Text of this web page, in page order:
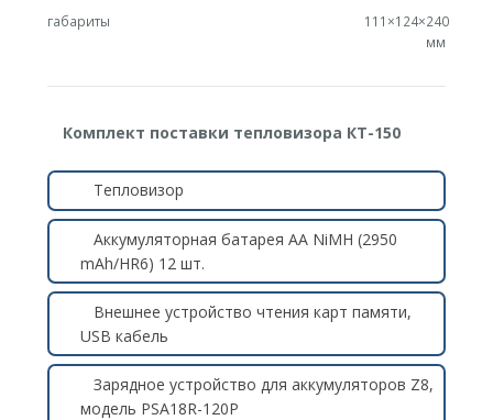
габариты
111×124×240
мм
Комплект поставки тепловизора КТ-150
Тепловизор
Аккумуляторная батарея AA NiMH (2950
mAh/HR6) 12 шт.
Внешнее устройство чтения карт памяти,
USB кабель
Зарядное устройство для аккумуляторов Z8,
модель PSA18R-120P